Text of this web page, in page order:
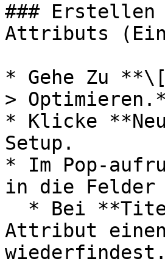
### Erstellen
Attributs
* Gehe Zu
>
* Klicke
Setup.
* Im Pop-
in die Felder
Attribut
wiederfindest.